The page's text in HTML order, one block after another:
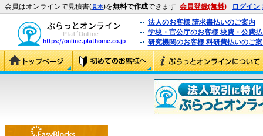
会員はオンラインで見積書(見本)を無料で作成できます 会員登録(無料) ログイン
法人のお客様 請求書払いのご案内
学校・官公庁のお客様 校費・公費
研究機関のお客様 科研費払いのご